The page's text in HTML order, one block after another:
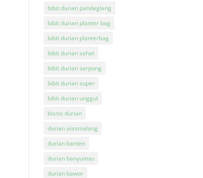
bibit durian pandeglang
bibit durian planter bag
bibit durian planterbag
bibit durian sehat
bibit durian serpong
bibit durian super
bibit durian unggul
bisnis durian
durian alasmalang
durian banten
durian banyumas
durian bawor